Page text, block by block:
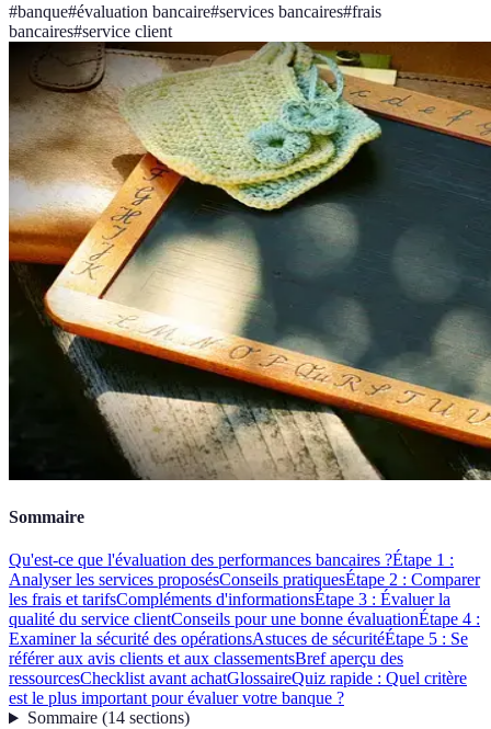
#banque#évaluation bancaire#services bancaires#frais
bancaires#service client
Sommaire
Qu'est-ce que l'évaluation des performances bancaires ?Étape 1 :
Analyser les services proposésConseils pratiquesÉtape 2 : Comparer
les frais et tarifsCompléments d'informationsÉtape 3 : Évaluer la
qualité du service clientConseils pour une bonne évaluationÉtape 4 :
Examiner la sécurité des opérationsAstuces de sécuritéÉtape 5 : Se
référer aux avis clients et aux classementsBref aperçu des
ressourcesChecklist avant achatGlossaireQuiz rapide : Quel critère
est le plus important pour évaluer votre banque ?
Sommaire(14 sections)